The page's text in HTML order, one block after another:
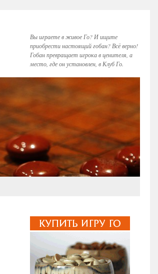
Вы играете в живое Го? И ищите
приобрести настоящий гобан? Всё верно!
Гобан превращает игрока в ценителя, а
место, где он установлен, в Клуб Го.